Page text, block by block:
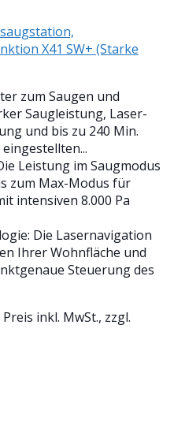
X41 SW+ (Starke
zum Saugen und
Saugleistung, Laser-
und bis zu 240 Min.
Leistung im Saugmodus
zum Max-Modus für
intensiven 8.000 Pa
Die Lasernavigation
Ihrer Wohnfläche und
Steuerung des
Preis inkl. MwSt., zzgl.